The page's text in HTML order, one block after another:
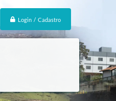
Login / Cadastro